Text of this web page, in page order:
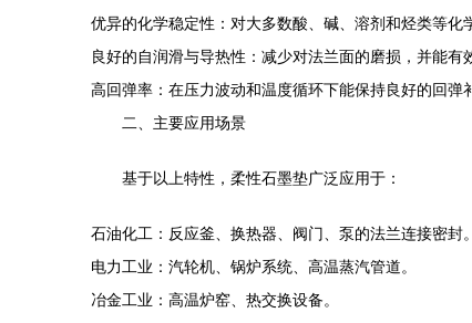
优异的化学稳定性：对大多数酸、碱、溶剂和烃类等化
良好的自润滑与导热性：减少对法兰面的磨损，并能有
高回弹率：在压力波动和温度循环下能保持良好的回弹
二、主要应用场景
基于以上特性，柔性石墨垫广泛应用于：
石油化工：反应釜、换热器、阀门、泵的法兰连接密封。
电力工业：汽轮机、锅炉系统、高温蒸汽管道。
冶金工业：高温炉窑、热交换设备。